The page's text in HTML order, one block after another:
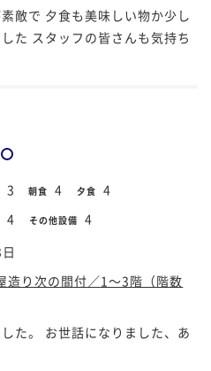
敵で 夕食も美味しい物か少し
た スタッフの皆さんも気持ち
3 朝食 4 夕食 4
4 その他設備 4
造り次の間付／1～3階（階数
た。 お世話になりました、あ